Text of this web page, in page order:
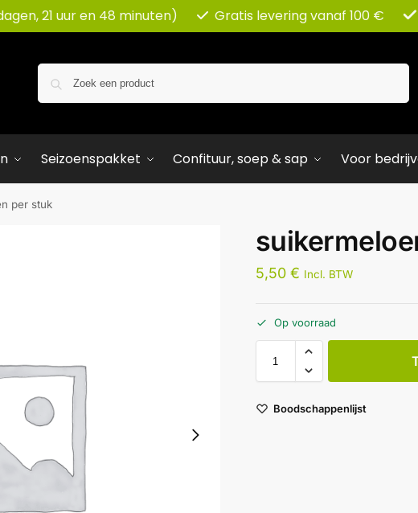
21 uur en 48 minuten) Gratis levering vanaf 100 €
Seizoenspakket Confituur, soep & sap Voor
per stuk
5,50 € Incl. BTW
Op voorraad
Boodschappenlijst